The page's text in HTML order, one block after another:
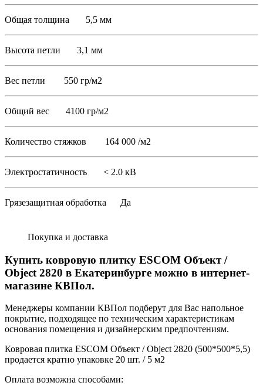
Общая толщина 5,5 мм
Высота петли 3,1 мм
Вес петли 550 гр/м2
Общий вес 4100 гр/м2
Количество стяжков 164 000 /м2
Электростатичность < 2.0 кВ
Грязезащитная обработка Да
Покупка и доставка
Купить ковровую плитку ESCOM Объект /
Object 2820 в Екатеринбурге можно в интернет-
магазине КВПол.
Менеджеры компании КВПол подберут для Вас напольное
покрытие, подходящее по техническим характеристикам
основания помещения и дизайнерским предпочтениям.
Ковровая плитка ESCOM Объект / Object 2820 (500*500*5,5)
продается кратно упаковке 20 шт. / 5 м2
Оплата возможна способами: